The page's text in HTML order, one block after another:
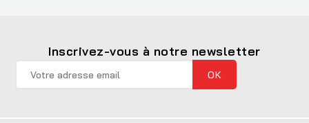
Inscrivez-vous à notre newsletter